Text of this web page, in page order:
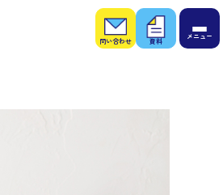
お問
い合
わせ
お役
立ち
資料